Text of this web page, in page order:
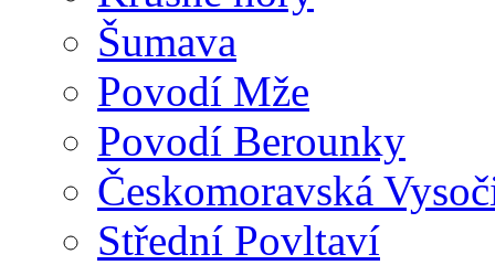
Šumava
Povodí Mže
Povodí Berounky
Českomoravská
Střední Povltaví